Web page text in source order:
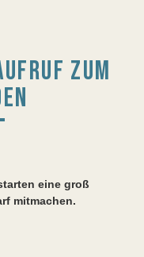
ZUM
eine groß
mitmachen.